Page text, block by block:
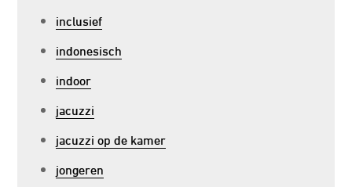
inclusief
indonesisch
indoor
jacuzzi
jacuzzi op de kamer
jongeren